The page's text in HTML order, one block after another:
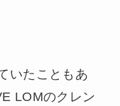
いたこともあ
LOMのクレン